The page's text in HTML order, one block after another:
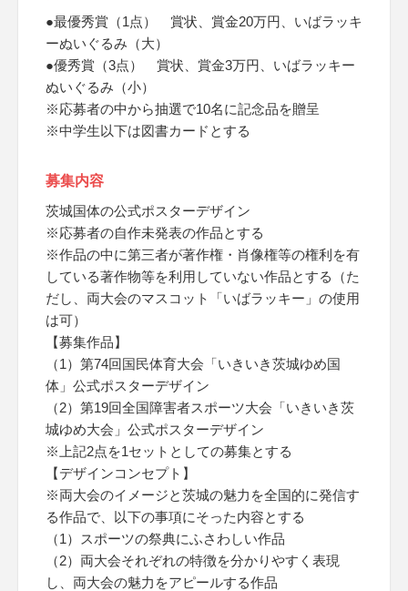
●最優秀賞（1点） 賞状、賞金20万円、いばラッキ
ーぬいぐるみ（大）
●優秀賞（3点） 賞状、賞金3万円、いばラッキー
ぬいぐるみ（小）
※応募者の中から抽選で10名に記念品を贈呈
※中学生以下は図書カードとする
募集内容
茨城国体の公式ポスターデザイン
※応募者の自作未発表の作品とする
※作品の中に第三者が著作権・肖像権等の権利を有
している著作物等を利用していない作品とする（た
だし、両大会のマスコット「いばラッキー」の使用
は可）
【募集作品】
（1）第74回国民体育大会「いきいき茨城ゆめ国
体」公式ポスターデザイン
（2）第19回全国障害者スポーツ大会「いきいき茨
城ゆめ大会」公式ポスターデザイン
※上記2点を1セットとしての募集とする
【デザインコンセプト】
※両大会のイメージと茨城の魅力を全国的に発信す
る作品で、以下の事項にそった内容とする
（1）スポーツの祭典にふさわしい作品
（2）両大会それぞれの特徴を分かりやすく表現
し、両大会の魅力をアピールする作品